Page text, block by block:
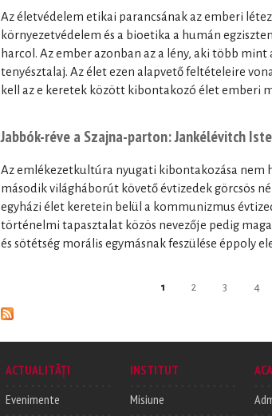
Az életvédelem etikai parancsának az emberi
környezetvédelem és a bioetika a humán
harcol. Az ember azonban az a lény, aki több
tenyésztalaj. Az élet ezen alapvető feltételeire
kell az e keretek között kibontakozó élet emberi
Jabbók-réve a Szajna-parton: Jankélévitch
Az emlékezetkultúra nyugati kibontakozása nem
második világháborút követő évtizedek görcsös
egyházi élet keretein belül a kommunizmus
történelmi tapasztalat közös nevezője pedig maga
és sötétség morális egymásnak feszülése éppoly
1 2 3 4
ACTUALITĂȚI
Evenimente
INSTITUT
Misiune